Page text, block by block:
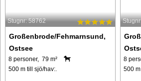
Stugnr: 58762
Großenbrode/Fehmarnsund,
Ostsee
8 personer, 79 m²
500 m till sjö/hav:.
8
500